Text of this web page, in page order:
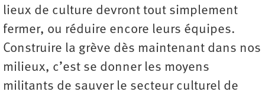
lieux de culture devront tout simplement
fermer, ou réduire encore leurs équipes.
Construire la grève dès maintenant dans nos
milieux, c’est se donner les moyens
militants de sauver le secteur culturel de